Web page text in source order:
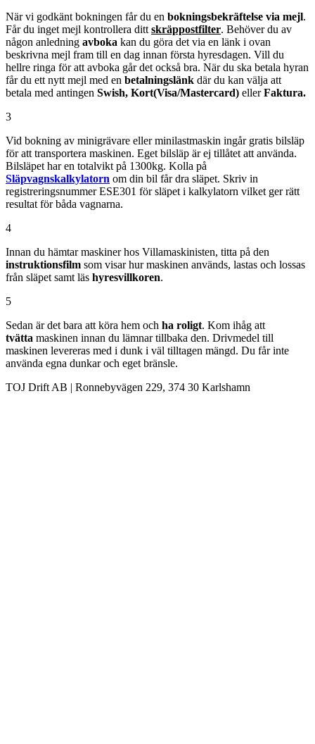
När vi godkänt bokningen får du en bokningsbekräftelse via mejl.
Får du inget mejl kontrollera ditt skräppostfilter. Behöver du av
någon anledning avboka kan du göra det via en länk i ovan
beskrivna mejl fram till en dag innan första hyresdagen. Vill du
hellre ringa för att avboka går det också bra. När du ska betala hyran
får du ett nytt mejl med en betalningslänk där du kan välja att
betala med antingen Swish, Kort(Visa/Mastercard) ellerFaktura.
3
Vid bokning av minigrävare eller minilastmaskin ingår gratis bilsläp
för att transportera maskinen. Eget bilsläp är ej tillåtet att använda.
Bilsläpet har en totalvikt på 1300kg. Kolla på
Släpvagnskalkylatorn om din bil får dra släpet. Skriv in
registreringsnummer ESE301 för släpet i kalkylatorn vilket ger rätt
resultat för båda vagnarna.
4
Innan du hämtar maskiner hos Villamaskinisten, titta på den
instruktionsfilm som visar hur maskinen används, lastas och lossas
från släpet samt läs hyresvillkoren.
5
Sedan är det bara att köra hem och ha roligt. Kom ihåg att
tvätta maskinen innan du lämnar tillbaka den. Drivmedel till
maskinen levereras med i dunk i väl tilltagen mängd. Du får inte
använda egna dunkar och eget bränsle.
TOJ Drift AB | Ronnebyvägen 229, 374 30 Karlshamn